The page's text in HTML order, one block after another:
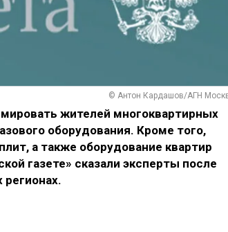
© Антон Кардашов/АГН
жителей многоквартирных
оборудования. Кроме того,
а также оборудование квартир
газете» сказали эксперты после